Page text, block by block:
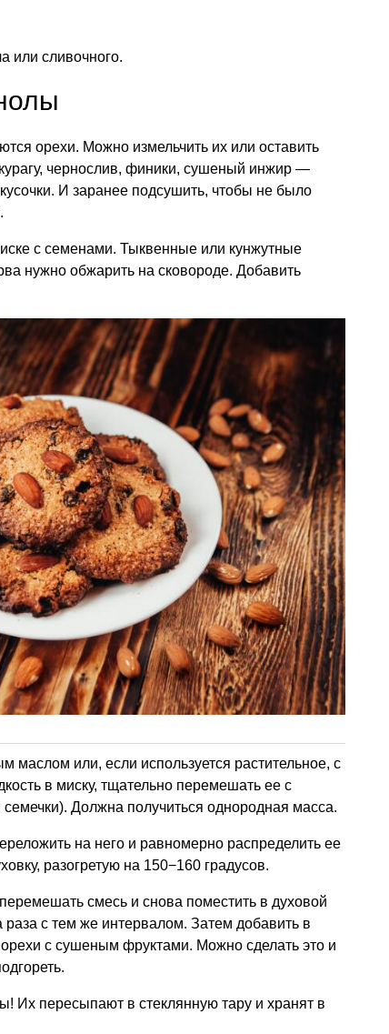
или сливочного.
орехи. Можно измельчить их или оставить
чернослив, финики, сушеный инжир —
И заранее подсушить, чтобы не было
с семенами. Тыквенные или кунжутные
нужно обжарить на сковороде. Добавить
маслом или, если используется растительное, с
в миску, тщательно перемешать ее с
Должна получиться однородная масса.
на него и равномерно распределить ее
разогретую на 150−160 градусов.
смесь и снова поместить в духовой
с тем же интервалом. Затем добавить в
с сушеным фруктами. Можно сделать это и
Их пересыпают в стеклянную тару и хранят в